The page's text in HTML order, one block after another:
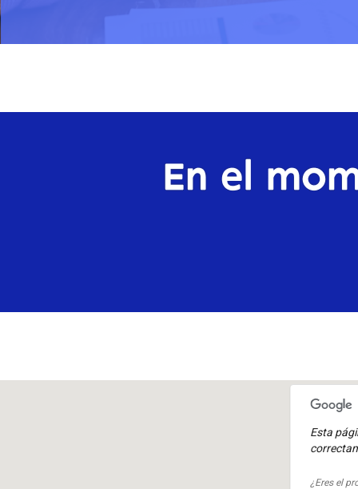
Esta
¿Eres el